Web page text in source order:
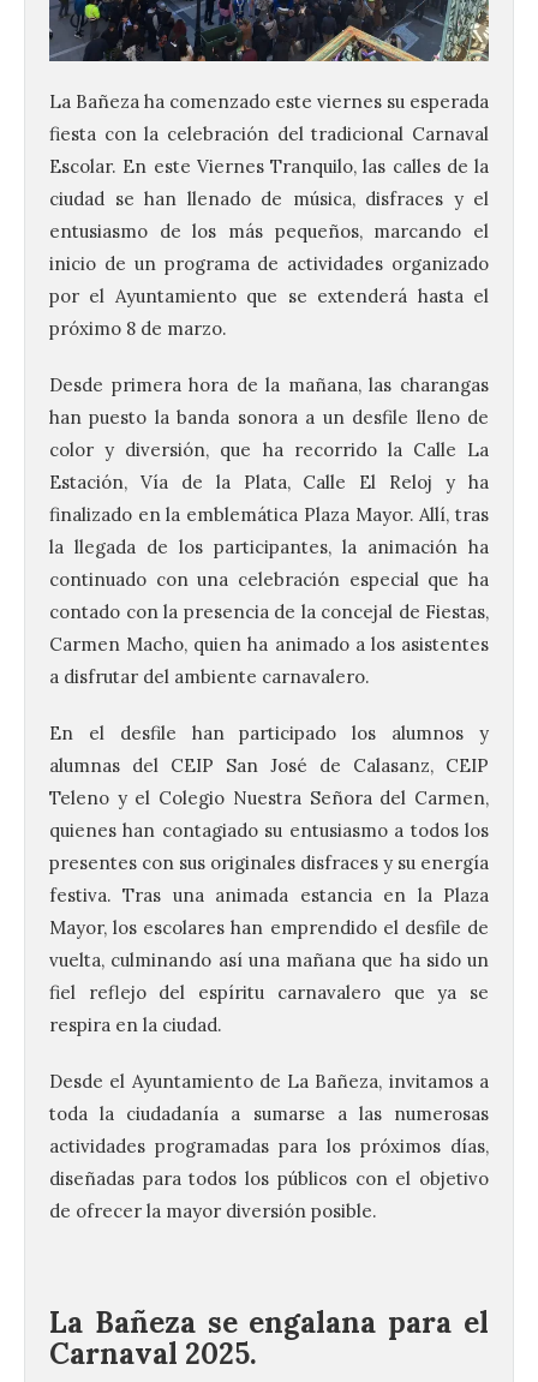
La Bañeza ha comenzado este viernes su esperada
fiesta con la celebración del tradicional Carnaval
Escolar. En este Viernes Tranquilo, las calles de la
ciudad se han llenado de música, disfraces y el
entusiasmo de los más pequeños, marcando el
inicio de un programa de actividades organizado
por el Ayuntamiento que se extenderá hasta el
próximo 8 de marzo.
Desde primera hora de la mañana, las charangas
han puesto la banda sonora a un desfile lleno de
color y diversión, que ha recorrido la Calle La
Estación, Vía de la Plata, Calle El Reloj y ha
finalizado en la emblemática Plaza Mayor. Allí, tras
la llegada de los participantes, la animación ha
continuado con una celebración especial que ha
contado con la presencia de la concejal de Fiestas,
Carmen Macho, quien ha animado a los asistentes
a disfrutar del ambiente carnavalero.
En el desfile han participado los alumnos y
alumnas del CEIP San José de Calasanz, CEIP
Teleno y el Colegio Nuestra Señora del Carmen,
quienes han contagiado su entusiasmo a todos los
presentes con sus originales disfraces y su energía
festiva. Tras una animada estancia en la Plaza
Mayor, los escolares han emprendido el desfile de
vuelta, culminando así una mañana que ha sido un
fiel reflejo del espíritu carnavalero que ya se
respira en la ciudad.
Desde el Ayuntamiento de La Bañeza, invitamos a
toda la ciudadanía a sumarse a las numerosas
actividades programadas para los próximos días,
diseñadas para todos los públicos con el objetivo
de ofrecer la mayor diversión posible.
La Bañeza se engalana para el
Carnaval 2025.